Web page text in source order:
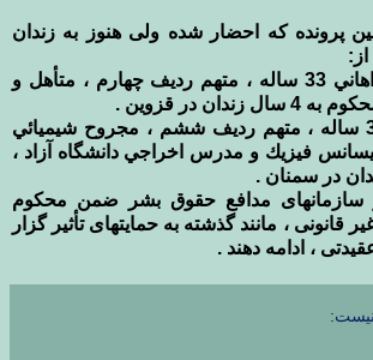
پرونده که احضار شده ولی هنوز به زندان
از:
1- علي شهرابي فراهاني 33 ساله ، متهم رديف چهارم ، متأهل و
در قزوين .
2- احمد كريميان 39 ساله ، متهم رديف ششم ، مجروح شيميائي
فيزيك و مدرس اخراجي دانشگاه آزاد ،
و سازمانهای مدافع حقوق بشر ضمن محکوم
قانونی ، مانند گذشته به حمایتهای تأثیر گزار
، ادامه دهند .